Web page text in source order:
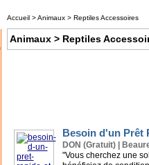
Accueil>Animaux> Reptiles Accessoires
Animaux> Reptiles
Besoin d'un Prêt
DON (Gratuit) |
"Vous cherchez une